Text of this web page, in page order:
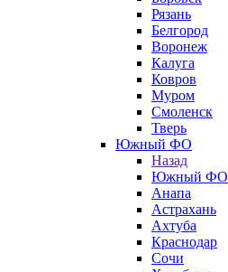
Рязань
Белгород
Воронеж
Калуга
Ковров
Муром
Смоленск
Тверь
Южный ФО
Назад
Южный ФО
Анапа
Астрахань
Ахтуба
Краснодар
Сочи